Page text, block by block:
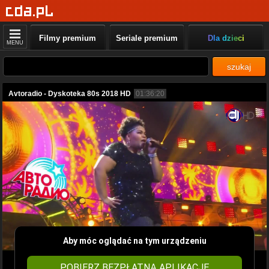
MENU Filmy premium Seriale premium Dla dzieci
szukaj
Avtoradio - Dyskoteka 80s 2018 HD 01:36:20
Aby móc oglądać na tym urządzeniu